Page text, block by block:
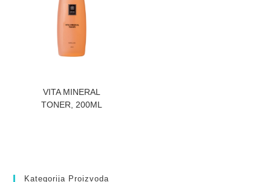
VITA MINERAL
TONER, 200ML
Kategorija Proizvoda